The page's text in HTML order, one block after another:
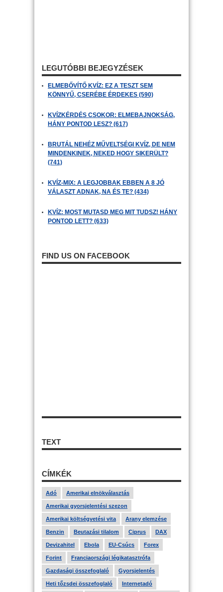
LEGUTÓBBI BEJEGYZÉSEK
ELMEBŐVÍTŐ KVÍZ: EZ A TESZT SEM
KÖNNYŰ, CSERÉBE ÉRDEKES (590)
KVÍZKÉRDÉS CSOKOR: ELMEBAJNOKSÁG,
HÁNY PONTOD LESZ? (617)
BRUTÁL NEHÉZ MŰVELTSÉGI KVÍZ, DE NEM
MINDENKINEK, NEKED HOGY SIKERÜLT?
(741)
KVÍZ-MIX: A LEGJOBBAK EBBEN A 8 JÓ
VÁLASZT ADNAK, NA ÉS TE? (434)
KVÍZ: MOST MUTASD MEG MIT TUDSZ! HÁNY
PONTOD LETT? (633)
FIND US ON FACEBOOK
TEXT
CÍMKÉK
Adó Amerikai elnökválasztás
Amerikai gyorsjelentési szezon
Amerikai költségvetési vita Arany elemzése
Benzin Beutazási tilalom Ciprus DAX
Devizahitel Ebola EU-Csúcs Forex
Forint Franciaországi légikatasztrófa
Gazdasági összefoglaló Gyorsjelentés
Heti tőzsdei összefoglaló Internetadó